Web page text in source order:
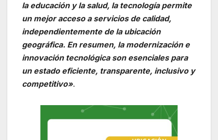
la educación y la salud, la tecnología permite
un mejor acceso a servicios de calidad,
independientemente de la ubicación
geográfica. En resumen, la modernización e
innovación tecnológica son esenciales para
un estado eficiente, transparente, inclusivo y
competitivo».